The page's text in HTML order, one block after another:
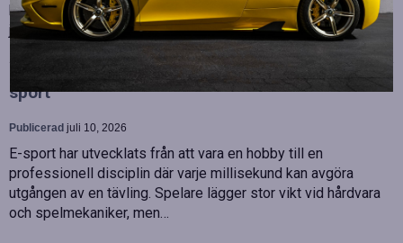
biträdande ekonomichef. Båda började sina nya tjänster den 1
juni 2026 och kommer att…
Betydelsen av snabb internetanslutning för e-
sport
Publicerad juli 10, 2026
E-sport har utvecklats från att vara en hobby till en
professionell disciplin där varje millisekund kan avgöra
utgången av en tävling. Spelare lägger stor vikt vid hårdvara
och spelmekaniker, men…